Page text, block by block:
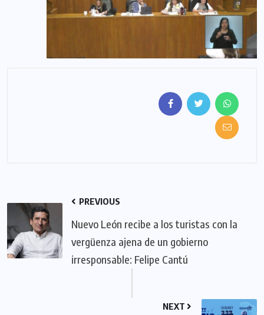
PREVIOUS
Nuevo León recibe a los turistas con la
vergüenza ajena de un gobierno
irresponsable: Felipe Cantú
NEXT